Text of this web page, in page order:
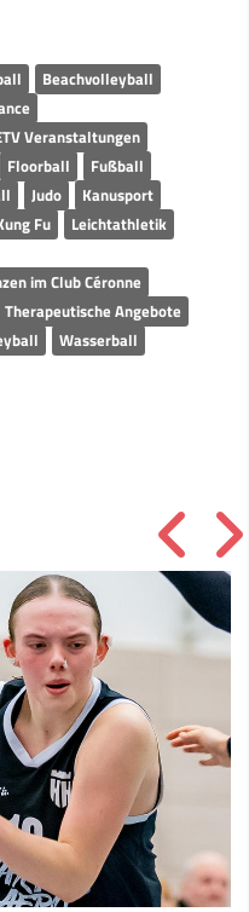
Beachvolleyball
Veranstaltungen
Floorball
Fußball
Judo
Kanusport
Fu
Leichtathletik
im Club Céronne
Therapeutische Angebote
Wasserball